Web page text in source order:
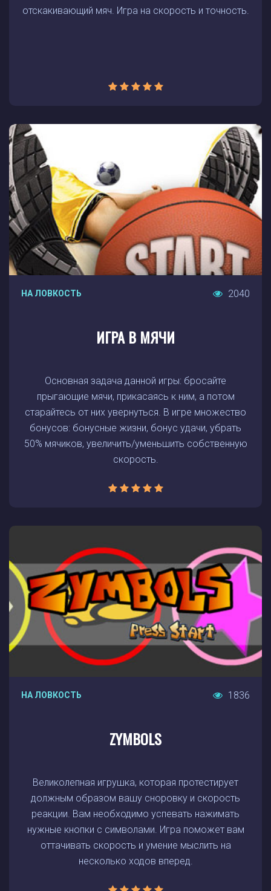
отскакивающий мяч. Игра на скорость и точность.
НА ЛОВКОСТЬ 2040
ИГРА В МЯЧИ
Основная задача данной игры: бросайте
прыгающие мячи, прикасаясь к ним, а потом
старайтесь от них увернуться. В игре множество
бонусов: бонусные жизни, бонус удачи, убрать
50% мячиков, увеличить/уменьшить собственную
скорость.
НА ЛОВКОСТЬ 1836
ZYMBOLS
Великолепная игрушка, которая протестирует
должным образом вашу сноровку и скорость
реакции. Вам необходимо успевать нажимать
нужные кнопки с символами. Игра поможет вам
оттачивать скорость и умение мыслить на
несколько ходов вперед.